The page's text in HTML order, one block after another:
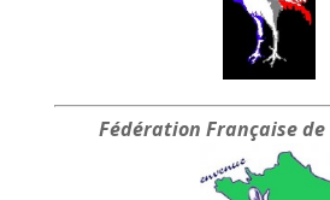
Fédération Française